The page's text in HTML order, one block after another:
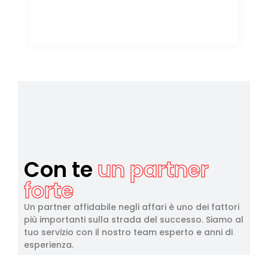
Con te un partner
forte
Un partner affidabile negli affari è uno dei fattori
più importanti sulla strada del successo. Siamo al
tuo servizio con il nostro team esperto e anni di
esperienza.